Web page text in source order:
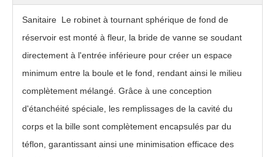
Sanitaire Le robinet à tournant sphérique de fond de
réservoir est monté à fleur, la bride de vanne se soudant
directement à l'entrée inférieure pour créer un espace
minimum entre la boule et le fond, rendant ainsi le milieu
complètement mélangé. Grâce à une conception
d'étanchéité spéciale, les remplissages de la cavité du
corps et la bille sont complètement encapsulés par du
téflon, garantissant ainsi une minimisation efficace des